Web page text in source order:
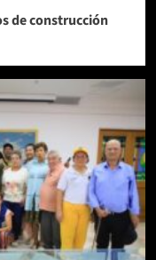
de construcción